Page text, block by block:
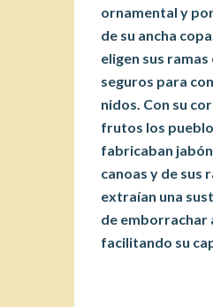
ornamental y
de su ancha
eligen sus
seguros para
nidos. Con su
frutos los
fabricaban
canoas y de sus
extraían una
de emborrachar
facilitando su